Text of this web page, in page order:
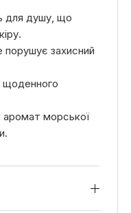
для душу, що
захисний
щоденного
аромат морської